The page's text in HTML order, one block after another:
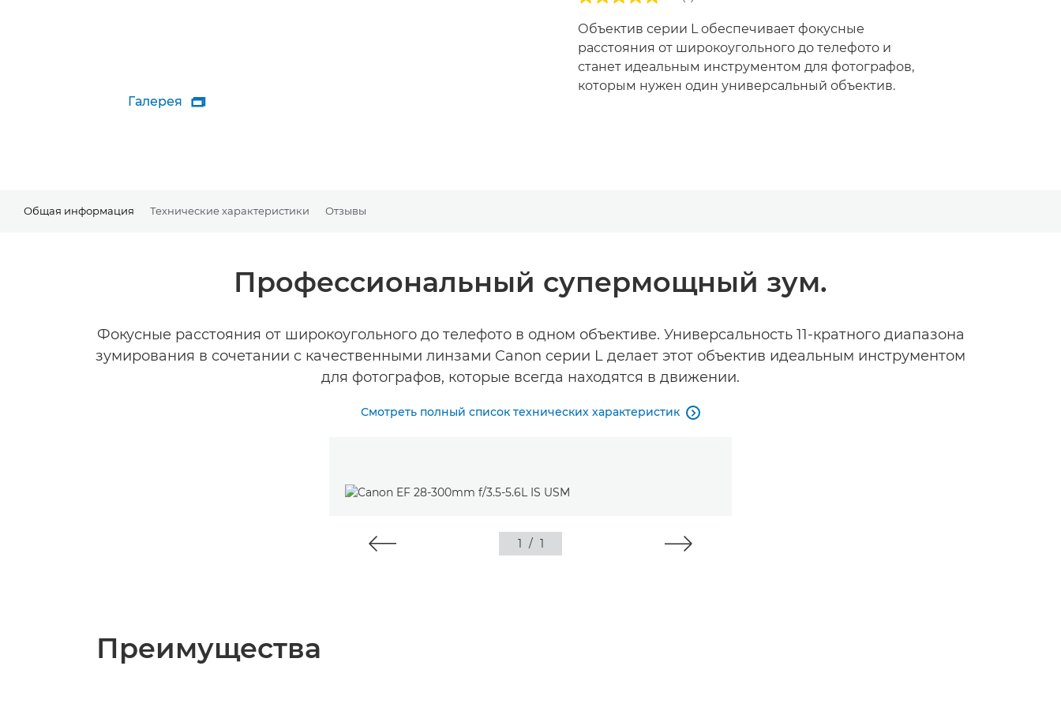
Галерея 
Объектив серии L обеспечивает фокусные
расстояния от широкоугольного до телефото и
станет идеальным инструментом для фотографов,
которым нужен один универсальный объектив.
Общая информация Технические характеристики Отзывы
Профессиональный супермощный зум.
Фокусные расстояния от широкоугольного до телефото в одном объективе. Универсальность 11-кратного диапазона
зумирования в сочетании с качественными линзами Canon серии L делает этот объектив идеальным инструментом
для фотографов, которые всегда находятся в движении.
Смотреть полный список технических характеристик 
1 / 1
Преимущества